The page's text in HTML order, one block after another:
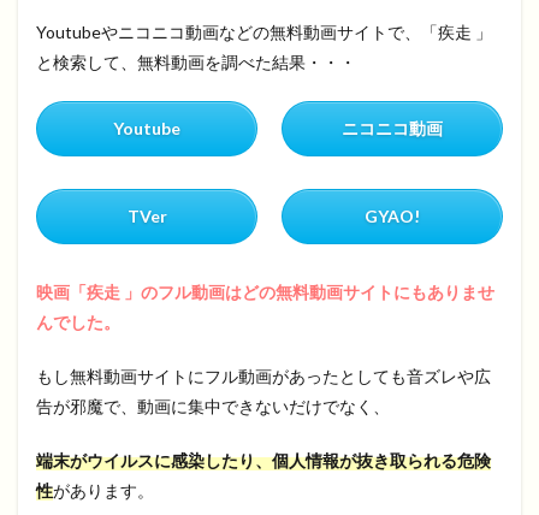
Youtubeやニコニコ動画などの無料動画サイトで、「疾走 」
と検索して、無料動画を調べた結果・・・
Youtube ニコニコ動画
TVer GYAO!
映画「疾走 」のフル動画はどの無料動画サイトにもありませ
んでした。
もし無料動画サイトにフル動画があったとしても音ズレや広
告が邪魔で、動画に集中できないだけでなく、
端末がウイルスに感染したり、個人情報が抜き取られる危険
性があります。